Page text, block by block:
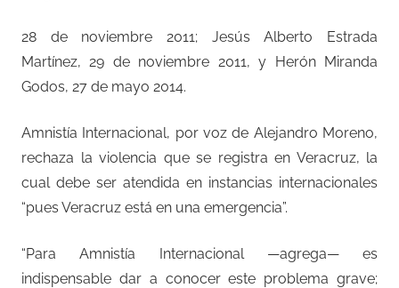
28 de noviembre 2011; Jesús Alberto Estrada
Martínez, 29 de noviembre 2011, y Herón Miranda
Godos, 27 de mayo 2014.
Amnistía Internacional, por voz de Alejandro Moreno,
rechaza la violencia que se registra en Veracruz, la
cual debe ser atendida en instancias internacionales
“pues Veracruz está en una emergencia”.
“Para Amnistía Internacional —agrega— es
indispensable dar a conocer este problema grave;